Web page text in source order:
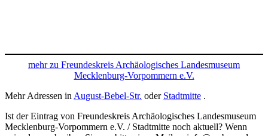
mehr zu Freundeskreis Archäologisches Landesmuseum
Mecklenburg-Vorpommern e.V.
Mehr Adressen in August-Bebel-Str. oder Stadtmitte .
Ist der Eintrag von Freundeskreis Archäologisches Landesmuseum
Mecklenburg-Vorpommern e.V. / Stadtmitte noch aktuell? Wenn